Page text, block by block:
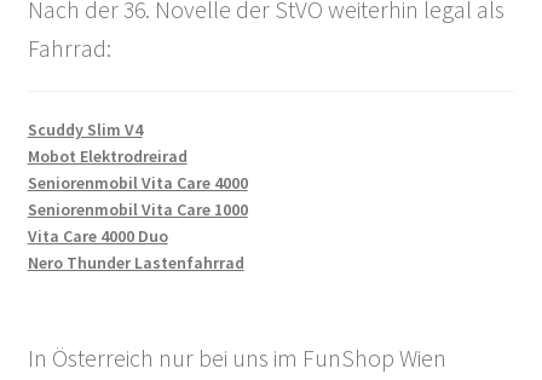
Nach der 36. Novelle der StVO weiterhin legal als
Fahrrad:
Scuddy Slim V4
Mobot Elektrodreirad
Seniorenmobil Vita Care 4000
Seniorenmobil Vita Care 1000
Vita Care 4000 Duo
Nero Thunder Lastenfahrrad
In Österreich nur bei uns im FunShop Wien